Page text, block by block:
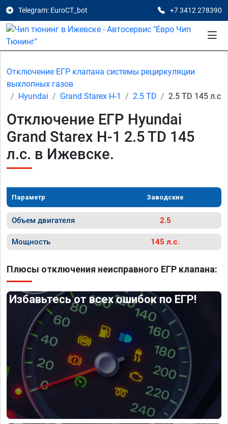
Telegram: EuroCT_bot +7 3412 278390
Отключение ЕГР клапана системы рециркуляции
выхлопных газов
Hyundai
Grand Starex H-1 2.5 TD 2.5 TD 145 л.с
Отключение ЕГР Hyundai
Grand Starex H-1 2.5 TD 145
л.с. в Ижевске.
Параметр Заводские
Объем двигателя 2.5
Мощность 145 л.с.
Плюсы отключения неисправного ЕГР клапана:
Избавьтесь от всех ошибок по ЕГР!